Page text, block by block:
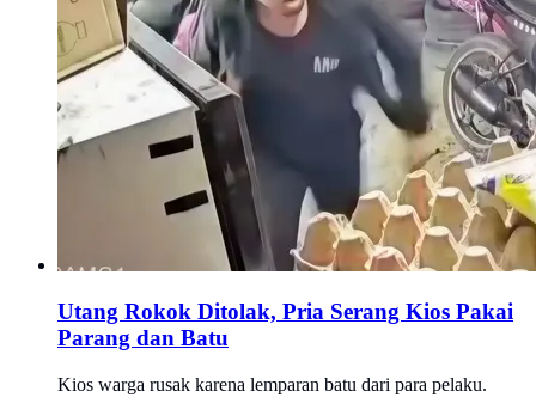
Utang Rokok Ditolak, Pria Serang Kios Pakai
Parang dan Batu
Kios warga rusak karena lemparan batu dari para pelaku.